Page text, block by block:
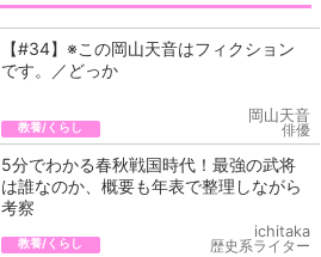
【#34】※この岡山天音はフィクション
です。／どっか
教養/くらし
岡山天音
俳優
5分でわかる春秋戦国時代！最強の武将
は誰なのか、概要も年表で整理しながら
考察
教養/くらし
ichitaka
歴史系ライター